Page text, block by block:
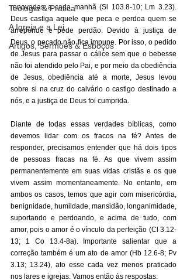
Teologia & Prática
A Igreja e a Lei
Artigos, Sermões & Esboços
renovadas a cada manhã (Sl 103.8-10; Lm 3.23).
Deus castiga aquele que peca e perdoa quem se
arrepende e pede perdão. Devido à justiça de
Deus, o pecado não fica impune. Por isso, o pedido
de Jesus para passar o cálice sem que o bebesse
não foi atendido pelo Pai, e por meio da obediência
de Jesus, obediência até a morte, Jesus levou
sobre si na cruz do calvário o castigo destinado a
nós, e a justiça de Deus foi cumprida.
Diante de todas essas verdades bíblicas, como
devemos lidar com os fracos na fé? Antes de
responder, precisamos entender que há dois tipos
de pessoas fracas na fé. As que vivem assim
permanentemente em suas vidas cristãs e os que
vivem assim momentaneamente. No entanto, em
ambos os casos, temos que agir com misericórdia,
benignidade, humildade, mansidão, longanimidade,
suportando e perdoando, e acima de tudo, com
amor, pois o amor é o vínculo da perfeição (Cl 3.12-
13; 1 Co 13.4-8a). Importante salientar que a
correção também é um ato de amor (Hb 12.6-8; Pv
3.13; 13.24), ato esse cada vez menos praticado
nos lares e igrejas. Vamos então às respostas: